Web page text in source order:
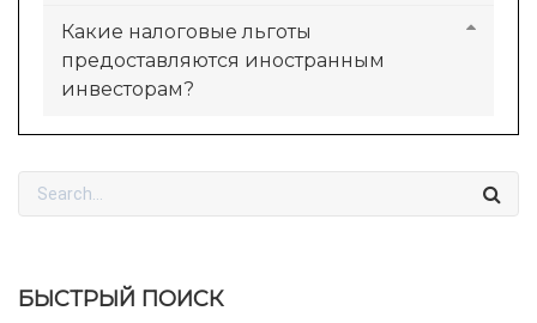
Какие налоговые льготы
предоставляются иностранным
инвесторам?
БЫСТРЫЙ ПОИСК